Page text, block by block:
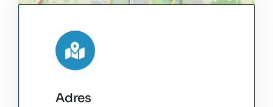
Adres